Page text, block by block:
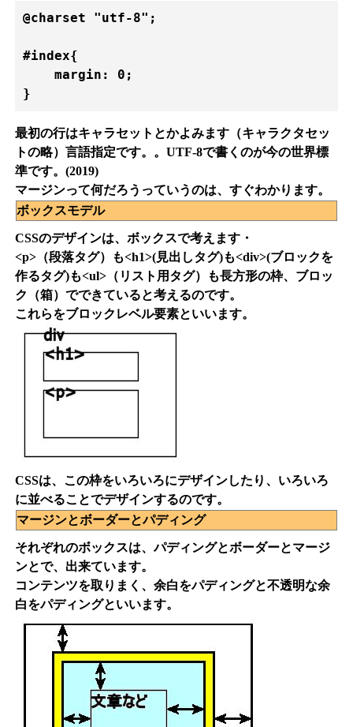
@charset "utf-8";
#index{
    margin: 0;
}
最初の行はキャラセットとかよみます（キャラクタセッ
トの略）言語指定です。。UTF-8で書くのが今の世界標
準です。(2019)
マージンって何だろうっていうのは、すぐわかります。
ボックスモデル
CSSのデザインは、ボックスで考えます・
<p>（段落タグ）も<h1>(見出しタグ)も<div>(ブロックを
作るタグ)も<ul>（リスト用タグ）も長方形の枠、ブロッ
ク（箱）でできていると考えるのです。
これらをブロックレベル要素といいます。
CSSは、この枠をいろいろにデザインしたり、いろいろ
に並べることでデザインするのです。
マージンとボーダーとパディング
それぞれのボックスは、パディングとボーダーとマージ
ンとで、出来ています。
コンテンツを取りまく、余白をパディングと不透明な余
白をパディングといいます。